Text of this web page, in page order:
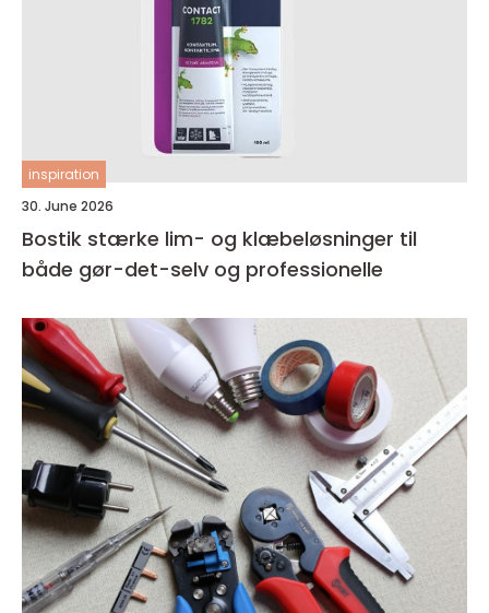
inspiration
30. June 2026
Bostik stærke lim- og klæbeløsninger til
både gør-det-selv og professionelle